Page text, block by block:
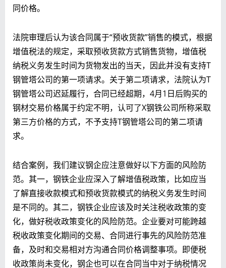
同价格。
法院审理后认为该合同属于“预收货款”销售的模式，根据
增值税法的规定，采取预收货款方式销售货物，增值税
纳税义务发生时间为货物发出的当天，因此并没有支持T
钢管塔公司的第一项请求。关于第二项请求，法院认为T
钢管塔公司迟延履行，合同已经超期，4月1日后购买的
钢材交易价格属于约定不明，认可了X钢铁公司所称采取
第三方价格的方式，不予支持T钢管塔公司的第二项请
求。
结合案例，我们建议钢企应注意做好以下方面的风险防
范。其一，钢铁企业应深入了解增值税政策，比如应当
了解直接收款模式和预收货款模式的纳税义务发生时间
是不同的。其二，钢铁企业应该及时关注税收政策的变
化，做好税收政策变化的风险防范。企业要对可能跨越
税收政策变化期间的交易、合同进行事先的风险防范准
备，及时和交易相对方沟通合同价格调整事项。即便税
收政策尚未变化，钢企也可以在合同当中对于纳税情况